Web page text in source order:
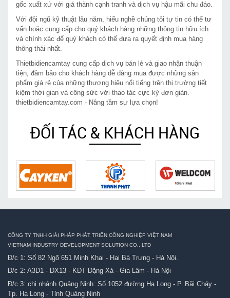
gốc xuất xứ với giá thành cạnh tranh và dịch vụ hậu mãi chu đáo.
Với đội ngũ kỹ thuật lâu năm, hiểu nghề chúng tôi tự tin có thể tư
vấn hoặc cung cấp cho quý khách hàng những thông tin hữu ích
và chính xác để quý khách có thể đưa ra quyết định mua hàng
thông thái nhất.
Thietbidiencamtay cung cấp dịch vụ bán lẻ và giao nhận thuận
tiện, đảm bảo cho khách hàng dễ dàng mua được những sản
phẩm giá rẻ của những thương hiệu nổi tiếng trên thị trường tiết
kiệm thời gian và công sức với thao tác cực kỳ đơn giản.
thietbidiencamtay.com - Nâng tầm sự lựa chọn!
ĐỐI TÁC & KHÁCH HÀNG
CÔNG TY TNHH GIẢI PHÁP PHÁT TRIỂN CÔNG NGHIỆP VIỆT NAM
VIETNAM INDUSTRY DEVELOPMENT SOLUTION CO., LTD
Đ/c 1: Số 82 Ngõ 651 Minh Khai - Hai Bà Trưng - Hà Nội.
Đ/c 2: A3D1 - DX13 - KĐT Đặng Xá - Gia Lâm - Hà Nội
Đ/c 3: chi nhánh Quảng Ninh: Số 1052 đường Hạ Long - P. Bãi Cháy -
Tp. Hạ Long - Tỉnh Quảng Ninh